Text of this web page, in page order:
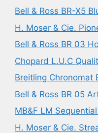
Bell & Ross BR-X5
H. Moser & Cie.
Bell & Ross BR 03
Chopard L.U.C
Breitling Chronomat
Bell & Ross BR 05
MB&F LM
H. Moser & Cie.